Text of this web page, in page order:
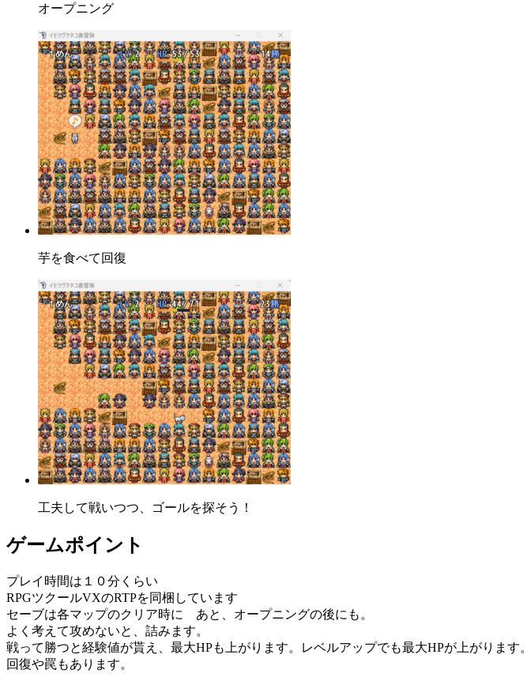
オープニング
芋を食べて回復
工夫して戦いつつ、ゴールを探そう！
ゲームポイント
プレイ時間は１０分くらい
RPGツクールVXのRTPを同梱しています
セーブは各マップのクリア時に あと、オープニングの後にも。
よく考えて攻めないと、詰みます。
戦って勝つと経験値が貰え、最大HPも上がります。レベルアップでも最大HPが上がります。
回復や罠もあります。